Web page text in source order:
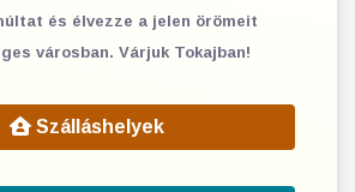
és élvezze a jelen örömeit
városban. Várjuk Tokajban!
Szálláshelyek